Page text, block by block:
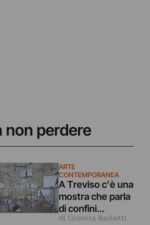
non perdere
ARTE
CONTEMPORANEA
A Treviso c’è una
mostra che parla
di confini
attraverso l’arte
di Ginevra Barbetti